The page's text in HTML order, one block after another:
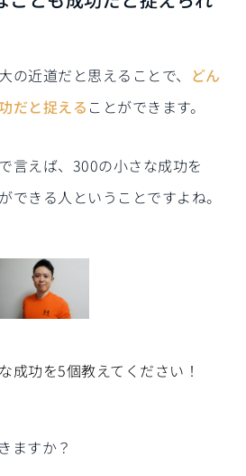
の近道だと思えることで、 どん
だと捉える ことができます。
言えば、300の小さな成功を
できる人ということですよね。
成功を5個教えてください！
ますか？